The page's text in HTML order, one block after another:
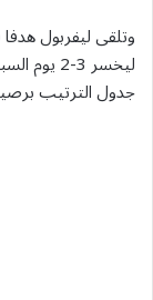
وتلقى ليفربول
ليخسر
جدول الترتيب برصيد 36